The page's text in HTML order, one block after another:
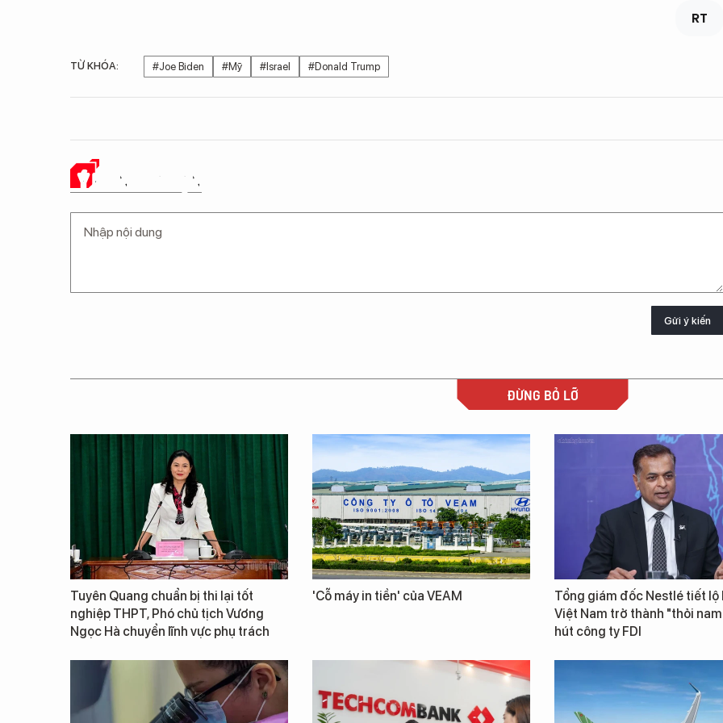
RT
TỪ KHÓA: #Joe Biden #Mỹ #Israel #Donald Trump
Ý KIẾN CỦA BẠN
Gửi ý kiến
ĐỪNG BỎ LỠ
Tuyên Quang chuẩn bị thi lại tốt
nghiệp THPT, Phó chủ tịch Vương
Ngọc Hà chuyển lĩnh vực phụ trách
'Cỗ máy in tiền' của VEAM
Tổng giám đốc Nestlé tiết lộ
Việt Nam trở thành "thỏi
hút công ty FDI